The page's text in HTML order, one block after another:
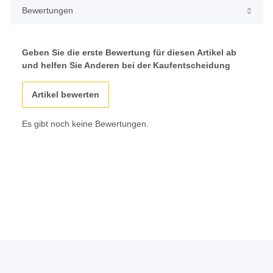
Bewertungen
Geben Sie die erste Bewertung für diesen Artikel ab
und helfen Sie Anderen bei der Kaufentscheidung
Artikel bewerten
Es gibt noch keine Bewertungen.